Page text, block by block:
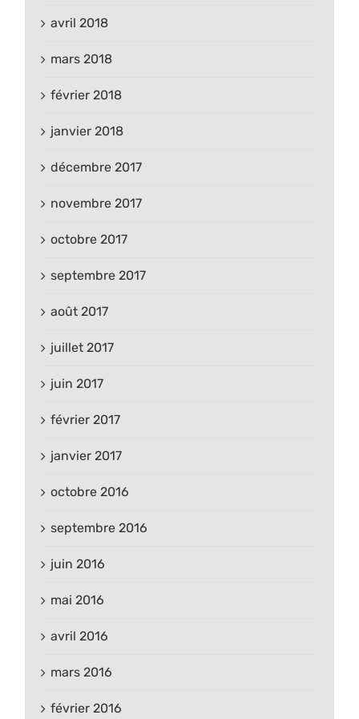
avril 2018
mars 2018
février 2018
janvier 2018
décembre 2017
novembre 2017
octobre 2017
septembre 2017
août 2017
juillet 2017
juin 2017
février 2017
janvier 2017
octobre 2016
septembre 2016
juin 2016
mai 2016
avril 2016
mars 2016
février 2016